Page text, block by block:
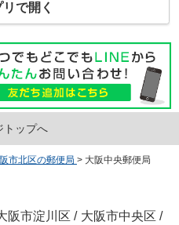
で開く
トップへ
市北区の郵便局 > 大阪中央郵便局
阪市淀川区 / 大阪市中央区 /